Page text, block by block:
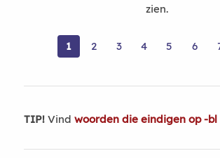
zien.
1 2 3 4 5 6
TIP!Vind woorden die eindigen op -bl